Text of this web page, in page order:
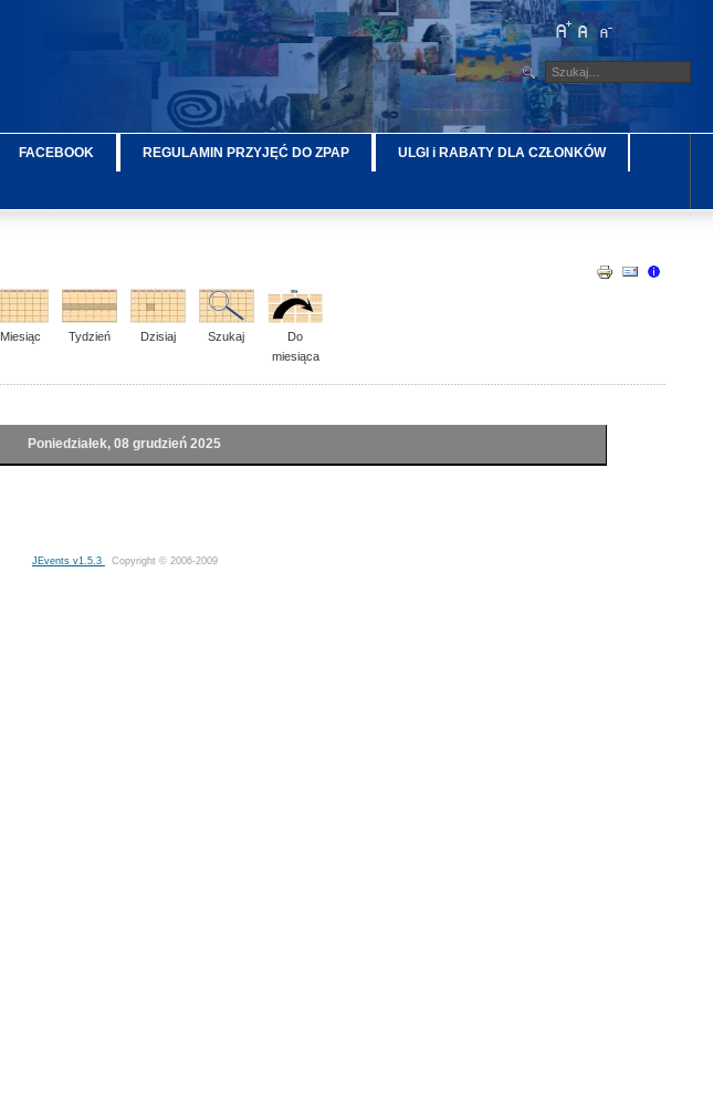
FACEBOOK REGULAMIN PRZYJĘĆ DO ZPAP ULGI i RABATY DLA CZŁONKÓW
Miesiąc Tydzień Dzisiaj Szukaj
Do
miesiąca
Poniedziałek, 08 grudzień 2025
JEvents v1.5.3 Copyright © 2006-2009